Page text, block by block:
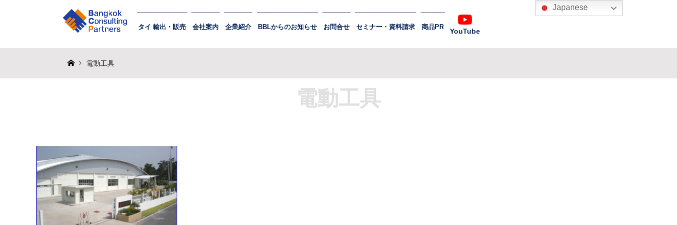
タイ 輸出・販売 会社案内 企業紹介 BBLからのお知らせ お問合せ セミナー・資料請求 商品PR
YouTube
電動工具
電動工具
Japanese